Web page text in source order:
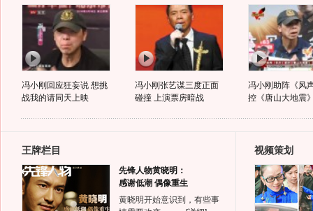
冯小刚回应狂妄说 想挑
战我的请同天上映
冯小刚张艺谋三度正面
碰撞 上演票房暗战
冯小刚助阵《风
控《唐山大地震
王牌栏目
先锋人物黄晓明：
感谢低潮 偶像重生
黄晓明开始意识到，有些事
视频策划